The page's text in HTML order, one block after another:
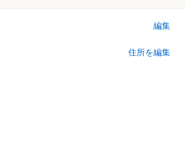
編集
住所を編集